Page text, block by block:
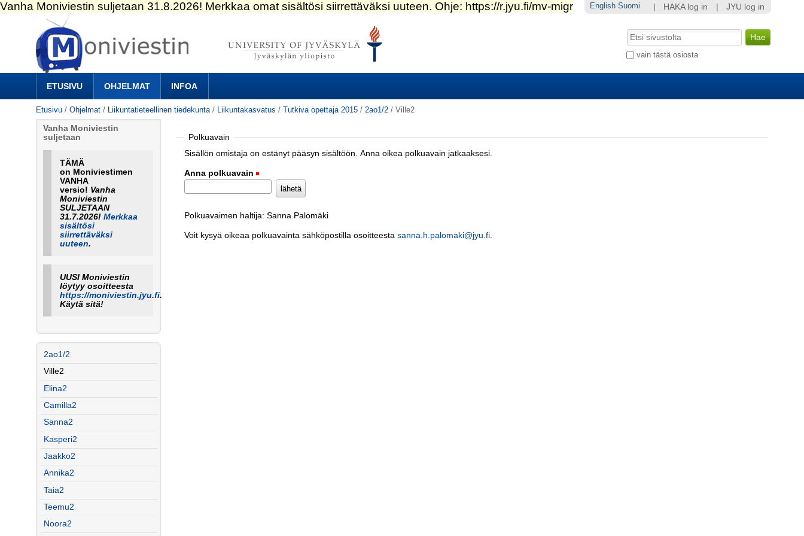
Siirry
sisältöön.
|
Siirry
navigointiin
ETUSIVU OHJELMAT INFOA
Hae
vain tästä osiosta
Laajennettu
Etusivu /Ohjelmat / Liikuntatieteellinen tiedekunta / Liikuntakasvatus /Tutkiva opettaja 2015 /2ao1/2 /Ville2
Polkuavain
Sisällön omistaja on estänyt pääsyn sisältöön. Anna oikea polkuavain jatkaaksesi.
Anna polkuavain
Polkuavaimen haltija: Sanna Palomäki
Voit kysyä oikeaa polkuavainta sähköpostilla osoitteestasanna.h.palomaki@jyu.fi.
Vanha Moniviestin
suljetaan
TÄMÄ
on Moniviestimen
VANHA
versio! Vanha
Moniviestin
SULJETAAN
31.7.2026! Merkkaa
sisältösi
siirrettäväksi
uuteen.
UUSI Moniviestin
löytyy osoitteesta
https://moniviestin.jyu.fi.
Käytä sitä!
2ao1/2
Ville2
Elina2
Camilla2
Sanna2
Kasperi2
Jaakko2
Annika2
Taia2
Teemu2
Noora2
HAKA log in JYU log in
English Suomi